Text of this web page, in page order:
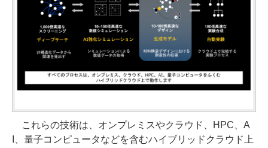
これらの技術は、オンプレミスやクラウド、HPC、A
I、量子コンピュータなどを含むハイブリッドクラウド上